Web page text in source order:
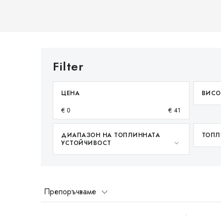
ЦЕНА
€ 0 € 41
ДИАПАЗОН НА ТОПЛИННАТА
УСТОЙЧИВОСТ
С
Препоръчваме